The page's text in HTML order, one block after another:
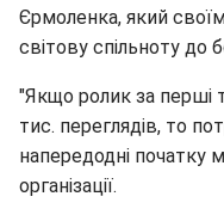
Єрмоленка, який
світову спільноту до
"Якщо ролик за перші
тис. переглядів, то
напередодні початку
організації.